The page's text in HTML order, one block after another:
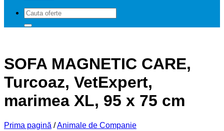
Caută
după:
SOFA MAGNETIC CARE,
Turcoaz, VetExpert,
marimea XL, 95 x 75 cm
Prima pagină /Animale de Companie